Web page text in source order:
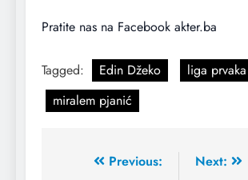
Pratite nas na Facebook akter.ba
Tagged: Edin Džeko
liga prvaka
miralem pjanić
Previous:
Next: